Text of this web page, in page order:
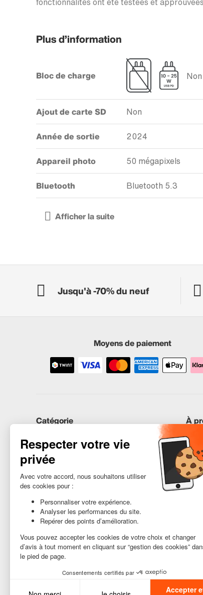
Plus d’information
Bloc de charge
Ajout de carte SD Non
Année de sortie 2024
Appareil photo 50 mégapixels
Bluetooth Bluetooth 5.3
Jusqu'à -70% du neuf
Moyens de paiement
Catégorie
iPhones
Samsung
Huawei
Besoin d’aide ?
À
Nos